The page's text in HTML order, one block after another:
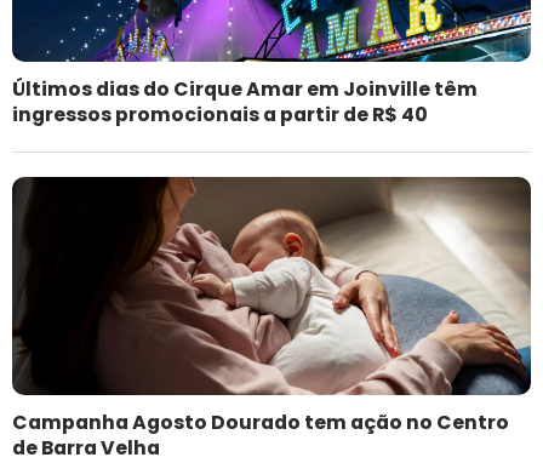
Últimos dias do Cirque Amar em Joinville têm
ingressos promocionais a partir de R$ 40
Campanha Agosto Dourado tem ação no Centro
de Barra Velha